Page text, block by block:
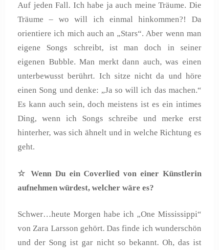
Auf jeden Fall. Ich habe ja auch meine Träume. Die
Träume – wo will ich einmal hinkommen?! Da
orientiere ich mich auch an „Stars“. Aber wenn man
eigene Songs schreibt, ist man doch in seiner
eigenen Bubble. Man merkt dann auch, was einen
unterbewusst berührt. Ich sitze nicht da und höre
einen Song und denke: „Ja so will ich das machen.“
Es kann auch sein, doch meistens ist es ein intimes
Ding, wenn ich Songs schreibe und merke erst
hinterher, was sich ähnelt und in welche Richtung es
geht.
☆ Wenn Du ein Coverlied von einer Künstlerin
aufnehmen würdest, welcher wäre es?
Schwer…heute Morgen habe ich „One Mississippi“
von Zara Larsson gehört. Das finde ich wunderschön
und der Song ist gar nicht so bekannt. Oh, das ist